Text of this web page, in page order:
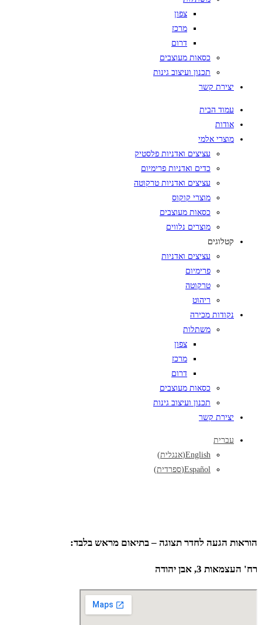
צפון
מרכז
דרום
כסאות מעוצבים
תכנון ועיצוב גינות
יצירת קשר
עמוד הבית
אודות
מוצרי אלמי
עציצים ואדניות פלסטיק
כדים ואדניות פרימיום
עציצים ואדניות טרקוטה
מוצרי קוקוס
כסאות מעוצבים
מוצרים נלווים
קטלוגים
עציצים ואדניות
פרימיום
טרקוטה
ריהוט
נקודות מכירה
משתלות
צפון
מרכז
דרום
כסאות מעוצבים
תכנון ועיצוב גינות
יצירת קשר
עברית
English
(אנגלית)
Español
(ספרדית)
הוראות הגעה לחדר תצוגה – בתיאום מראש בלבד:
רח' העצמאות 3, אבן יהודה